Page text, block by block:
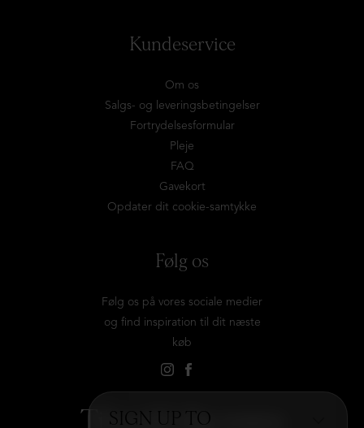
SIGN UP TO
Kundeservice
Om os
Salgs- og leveringsbetingelser
Fortrydelsesformular
Pleje
FAQ
Gavekort
Opdater dit cookie-samtykke
Følg os
Følg os på vores sociale medier
og find inspiration til dit næste
køb
Tilmeld dig vores